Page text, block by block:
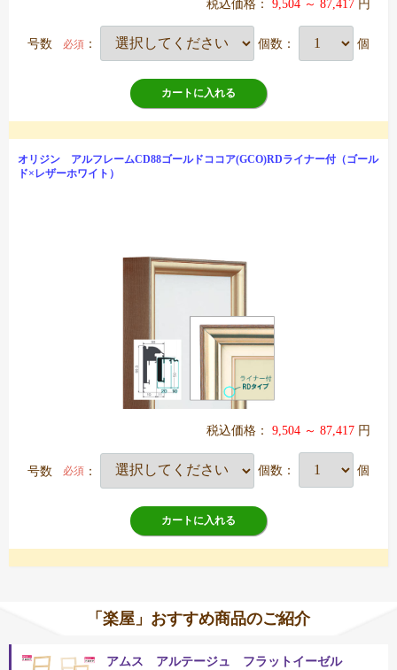
税込価格： 9,504 ～ 87,417 円
号数 必須 ： 個数： 個
カートに入れる
オリジン アルフレームCD88ゴールドココア(GCO)RDライナー付（ゴール
ド×レザーホワイト）
税込価格： 9,504 ～ 87,417 円
号数 必須 ： 個数： 個
カートに入れる
「楽屋」おすすめ商品のご紹介
アムス アルテージュ フラットイーゼル